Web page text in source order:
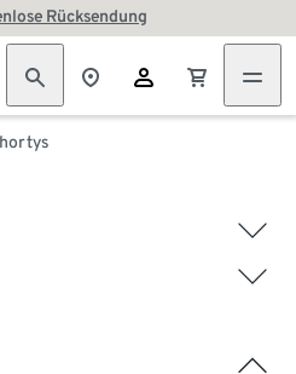
Rücksendung